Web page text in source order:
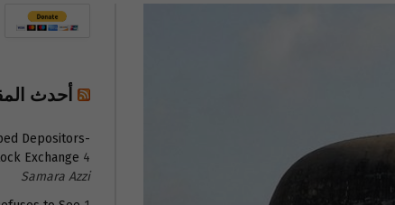
أحدث
Depositors-
Exchange 4 أغسطس 2026
Samara Azzi